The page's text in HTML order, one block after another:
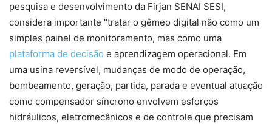
pesquisa e desenvolvimento da Firjan SENAI SESI,
considera importante "tratar o gêmeo digital não como um
simples painel de monitoramento, mas como uma
plataforma de decisão e aprendizagem operacional. Em
uma usina reversível, mudanças de modo de operação,
bombeamento, geração, partida, parada e eventual atuação
como compensador síncrono envolvem esforços
hidráulicos, eletromecânicos e de controle que precisam